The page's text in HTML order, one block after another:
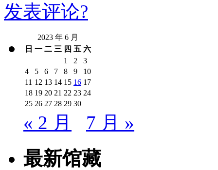
发表评论?
2023 年 6 月
日 一 二 三 四 五 六
1
2
3
4
5 6 7 8 9
10
11 12 13 14 15 16 17
18 19 20 21 22 23 24
25 26 27 28 29 30
« 2 月 7 月 »
最新馆藏